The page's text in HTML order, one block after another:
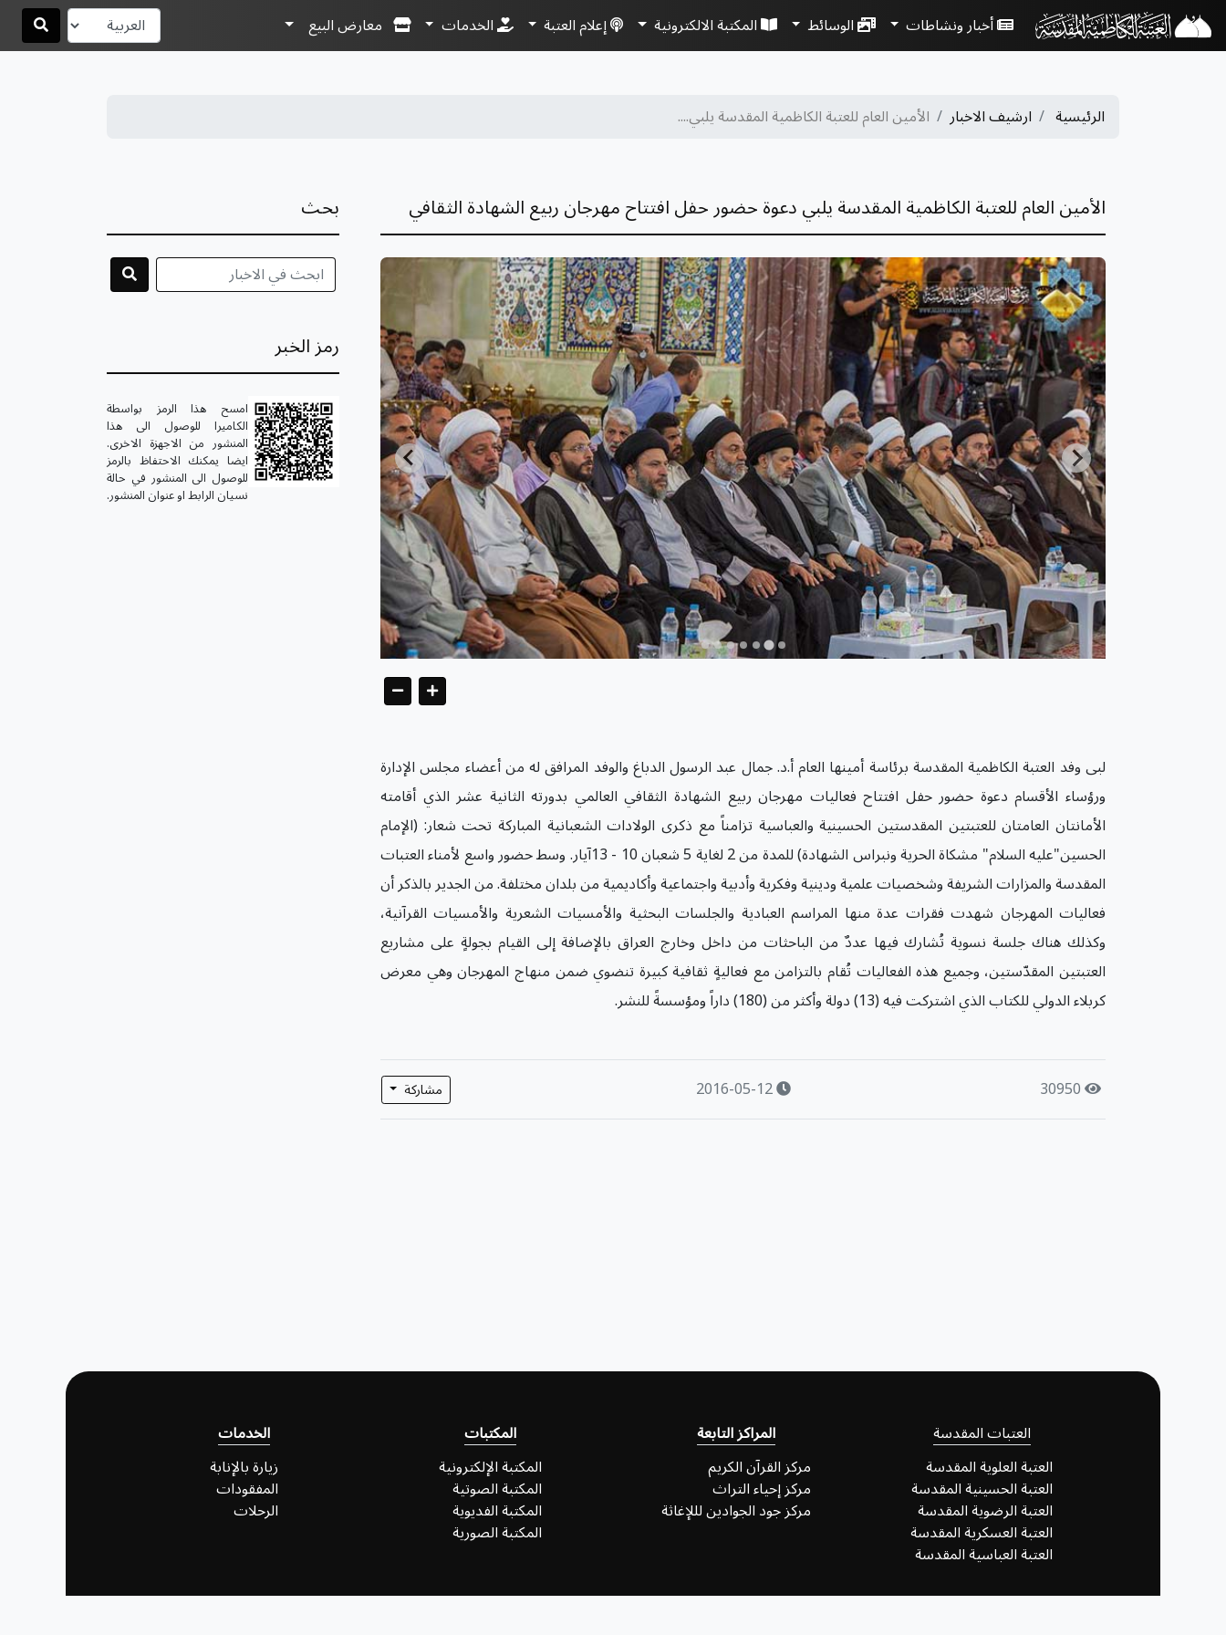
أخبار ونشاطات الوسائط المكتبة الالكترونية إعلام العتبة الخدمات معارض البيع
الرئيسية ارشيف الاخبار الأمين العام للعتبة الكاظمية المقدسة يلبي....
الأمين العام للعتبة الكاظمية المقدسة يلبي دعوة حضور حفل افتتاح مهرجان ربيع الشهادة الثقافي
لبى وفد العتبة الكاظمية المقدسة برئاسة أمينها العام أ.د. جمال عبد الرسول الدباغ والوفد المرافق له من أعضاء مجلس الإدارة
ورؤساء الأقسام دعوة حضور حفل افتتاح فعاليات مهرجان ربيع الشهادة الثقافي العالمي بدورته الثانية عشر الذي أقامته
الأمانتان العامتان للعتبتين المقدستين الحسينية والعباسية تزامناً مع ذكرى الولادات الشعبانية المباركة تحت شعار: (الإمام
الحسين"عليه السلام" مشكاة الحرية ونبراس الشهادة) للمدة من 2 لغاية 5 شعبان 10 - 13آيار. وسط حضور واسع لأمناء العتبات
المقدسة والمزارات الشريفة وشخصيات علمية ودينية وفكرية وأدبية واجتماعية وأكاديمية من بلدان مختلفة. من الجدير بالذكر أن
فعاليات المهرجان شهدت فقرات عدة منها المراسم العبادية والجلسات البحثية والأمسيات الشعرية والأمسيات القرآنية،
وكذلك هناك جلسة نسوية تُشارك فيها عددٌ من الباحثات من داخل وخارج العراق بالإضافة إلى القيام بجولةٍ على مشاريع
العتبتين المقدّستين، وجميع هذه الفعاليات تُقام بالتزامن مع فعاليةٍ ثقافية كبيرة تنضوي ضمن منهاج المهرجان وهي معرض
كربلاء الدولي للكتاب الذي اشتركت فيه (13) دولة وأكثر من (180) داراً ومؤسسةً للنشر.
30950
2016-05-12 مشاركة
بحث
رمز الخبر
امسح هذا الرمز بواسطة
الكاميرا للوصول الى هذا
المنشور من الاجهزة الاخرى.
ايضا يمكنك الاحتفاظ بالرمز
للوصول الى المنشور في حالة
نسيان الرابط او عنوان المنشور.
العتبات المقدسة
العتبة العلوية المقدسة
العتبة الحسينية المقدسة
العتبة الرضوية المقدسة
العتبة العسكرية المقدسة
العتبة العباسية المقدسة
المراكز التابعة
مركز القرآن الكريم
مركز إحياء التراث
مركز جود الجوادين لللإغاثة
المكتبات
المكتبة الإلكترونية
المكتبة الصوتية
المكتبة الفديوية
المكتبة الصورية
الخدمات
زيارة بالإنابة
المفقودات
الرحلات